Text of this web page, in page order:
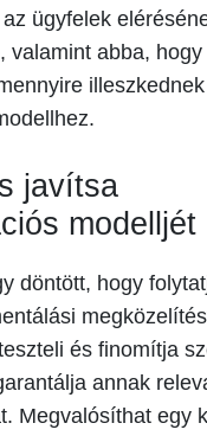
ügyfelek
valamint abba,
javítsa
modelljét
döntött, hogy
és finomítja
annak
Megvalósíthat egy